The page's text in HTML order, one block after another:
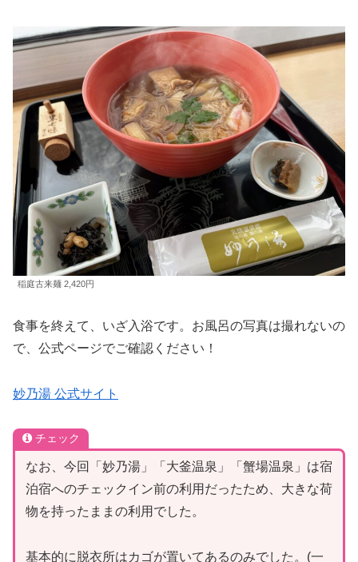
稲庭古来麺 2,420円
食事を終えて、いざ入浴です。お風呂の写真は撮れないの
で、公式ページでご確認ください！
妙乃湯 公式サイト
チェック
なお、今回「妙乃湯」「大釜温泉」「蟹場温泉」は宿
泊宿へのチェックイン前の利用だったため、大きな荷
物を持ったままの利用でした。
基本的に脱衣所はカゴが置いてあるのみでした。(一